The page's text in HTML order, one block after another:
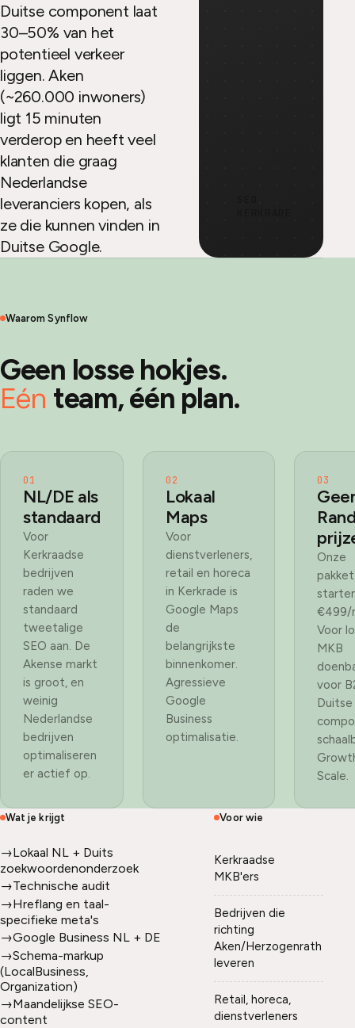
Duitse component laat
30–50% van het
potentieel verkeer
liggen. Aken
(~260.000 inwoners)
ligt 15 minuten
verderop en heeft veel
klanten die graag
Nederlandse
leveranciers kopen, als
ze die kunnen vinden in
Duitse Google.
Waarom Synflow
Geen losse hokjes.
Eén team, één plan.
01
NL/DE als
standaard
Voor
Kerkraadse
bedrijven
raden we
standaard
tweetalige
SEO aan. De
Akense markt
is groot, en
weinig
Nederlandse
bedrijven
optimaliseren
er actief op.
02
Lokaal
Maps
Voor
dienstverleners,
retail en horeca
in Kerkrade is
Google Maps
de
belangrijkste
binnenkomer.
Agressieve
Google
Business
optimalisatie.
03
Onze
€499/
Voor
MKB
voor
Duitse
Scale.
Wat je krijgt
→Lokaal NL + Duits
zoekwoordenonderzoek
→Technische audit
→Hreflang en taal-
specifieke meta's
→Google Business NL + DE
→Schema-markup
(LocalBusiness,
Organization)
→Maandelijkse SEO-
content
Voor wie
Kerkraadse
MKB'ers
Bedrijven die
richting
Aken/Herzogenrath
leveren
Retail, horeca,
dienstverleners